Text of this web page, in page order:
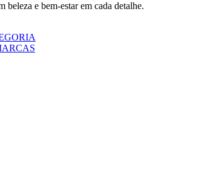
beleza e bem-estar em cada detalhe.